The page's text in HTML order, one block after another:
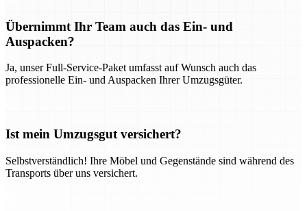
Übernimmt Ihr Team auch das Ein- und
Auspacken?
Ja, unser Full-Service-Paket umfasst auf Wunsch auch das
professionelle Ein- und Auspacken Ihrer Umzugsgüter.
Ist mein Umzugsgut versichert?
Selbstverständlich! Ihre Möbel und Gegenstände sind während des
Transports über uns versichert.